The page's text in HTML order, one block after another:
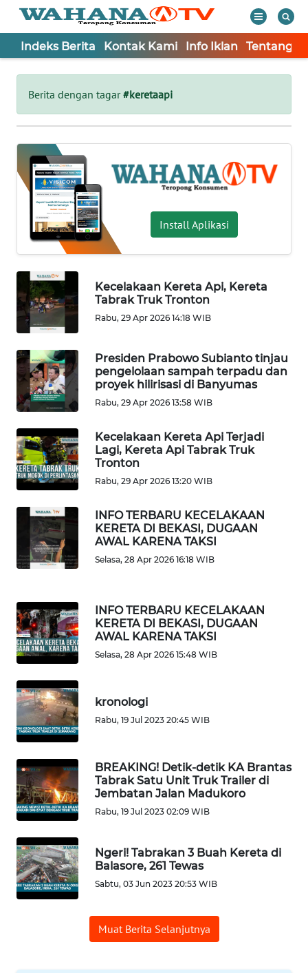
Indeks Berita Kontak Kami Info Iklan Tentang
Berita dengan tagar#keretaapi
Install Aplikasi
Kecelakaan Kereta Api, Kereta
Tabrak Truk Tronton
Rabu, 29 Apr 2026 14:18 WIB
Presiden Prabowo Subianto tinjau
pengelolaan sampah terpadu dan
proyek hilirisasi di Banyumas
Rabu, 29 Apr 2026 13:58 WIB
Kecelakaan Kereta Api Terjadi
Lagi, Kereta Api Tabrak Truk
Tronton
Rabu, 29 Apr 2026 13:20 WIB
INFO TERBARU KECELAKAAN
KERETA DI BEKASI, DUGAAN
AWAL KARENA TAKSI
Selasa, 28 Apr 2026 16:18 WIB
INFO TERBARU KECELAKAAN
KERETA DI BEKASI, DUGAAN
AWAL KARENA TAKSI
Selasa, 28 Apr 2026 15:48 WIB
kronologi
Rabu, 19 Jul 2023 20:45 WIB
BREAKING! Detik-detik KA Brantas
Tabrak Satu Unit Truk Trailer di
Jembatan Jalan Madukoro
Rabu, 19 Jul 2023 02:09 WIB
Ngeri! Tabrakan 3 Buah Kereta di
Balasore, 261 Tewas
Sabtu, 03 Jun 2023 20:53 WIB
Muat Berita Selanjutnya
Tutup
Informasi
INDEKS
BERITA
KONTAK
KAMI
TENTANG
KAMI
PEDOMAN
MEDIA
SIBER
KARIR
DISCLAIMER
Wahana
Regional
SUMUT
WN
JAKARTA
WN
JABAR
WN
WN
NTT
WN
KEPRI
WN